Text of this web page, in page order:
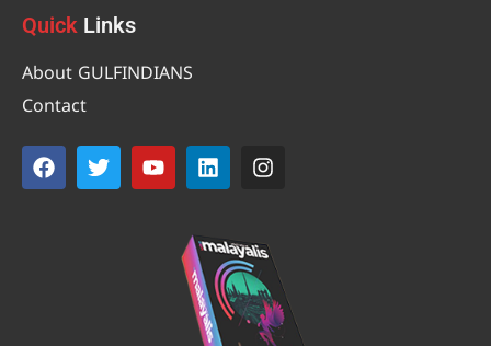
Quick Links
About GULFINDIANS
Contact